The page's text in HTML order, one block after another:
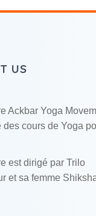
US
Ackbar Yoga
des cours de Yoga
est dirigé par Trilo
et sa femme